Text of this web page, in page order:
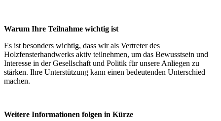
Warum Ihre Teilnahme wichtig ist
Es ist besonders wichtig, dass wir als Vertreter des
Holzfensterhandwerks aktiv teilnehmen, um das Bewusstsein und
Interesse in der Gesellschaft und Politik für unsere Anliegen zu
stärken. Ihre Unterstützung kann einen bedeutenden Unterschied
machen.
Weitere Informationen folgen in Kürze